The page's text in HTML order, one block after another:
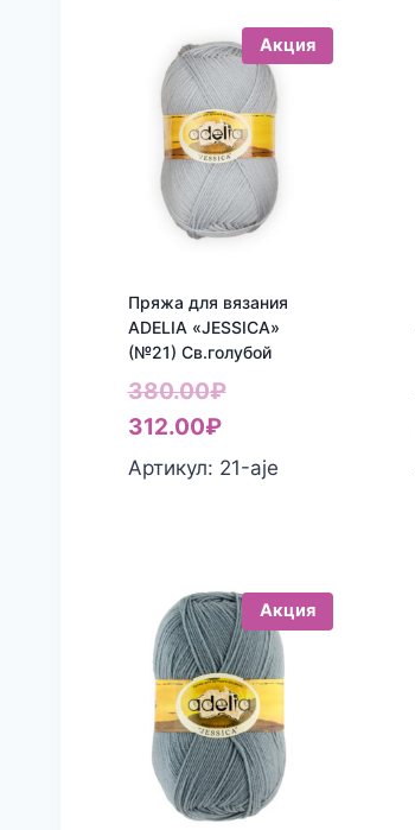
Акция
Пряжа для вязания
ADELIA «JESSICA»
(№21) Св.голубой
380.00₽Первоначальная
составляла
312.00₽Текущая
цена:
Артикул: 21-aje
Акция